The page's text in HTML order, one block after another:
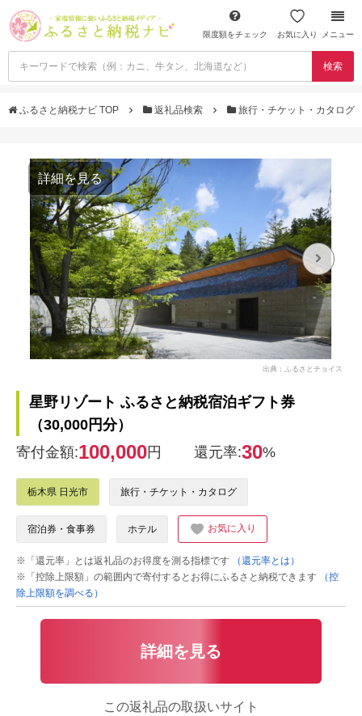
限度額をチェック お気に入り メニュー
検索
ふるさと納税ナビ TOP 返礼品検索 旅行・チケット・カタログ
詳細を見る
出典：ふるさとチョイス
星野リゾート ふるさと納税宿泊ギフト券
（30,000円分）
寄付金額:100,000円 還元率:30%
栃木県 日光市 旅行・チケット・カタログ
宿泊券・食事券 ホテル お気に入り
※「還元率」とは返礼品のお得度を測る指標です
（還元率とは）
※「控除上限額」の範囲内で寄付するとお得にふるさと納税できます
（控
除上限額を調べる）
詳細を見る
この返礼品の取扱いサイト